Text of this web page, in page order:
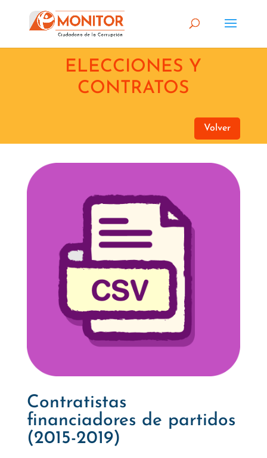
ELECCIONES Y
CONTRATOS
Volver
Contratistas
financiadores de partidos
(2015-2019)